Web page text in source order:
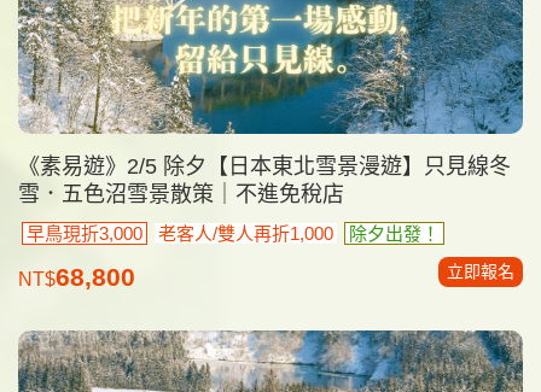
《素易遊》2/5 除夕【日本東北雪景漫遊】只見線冬
雪．五色沼雪景散策｜不進免稅店
早鳥現折3,000 老客人/雙人再折1,000 除夕出發！
NT$68,800 立即報名